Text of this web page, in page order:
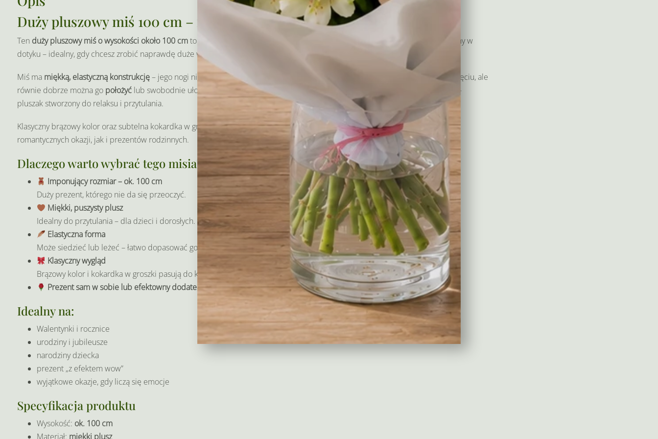
Duży pluszowy miś 100 cm – miękki, efektowny i pełen ciepła
Ten duży pluszowy miś o wysokości około 100 cmto prezent, który od razu wywołuje emocje. Jest duży, miękki i bardzo przyjemny w
dotyku – idealny, gdy chcesz zrobić naprawdę duże wrażenie i podarować coś, co zostanie z obdarowaną osobą na długo.
Miś ma miękką, elastyczną konstrukcję– jego nogi nie są usztywnione. Może być prezentowany
, tak jak na zdjęciu, ale
równie dobrze można go położyć lub swobodnie ułożyć na łóżku czy kanapie. Nie jest maskotką stojącą – to typowa przytulanka –
pluszak stworzony do relaksu i przytulania.
Klasyczny brązowy kolor oraz subtelna kokardka w groszki nadają mu ponadczasowego charakteru, który pasuje zarówno do
romantycznych okazji, jak i prezentów rodzinnych.
Dlaczego warto wybrać tego misia?
Imponujący rozmiar – ok. 100 cm
Duży prezent, którego nie da się przeoczyć.
Miękki, puszysty plusz
Idealny do przytulania – dla dzieci i dorosłych.
Elastyczna forma
Może siedzieć lub leżeć – łatwo dopasować go do przestrzeni.
Klasyczny wygląd
Brązowy kolor i kokardka w groszki pasują do każdej okazji.
Prezent sam w sobie lub efektowny dodatek do kwiatów
Idealny na:
Walentynki i rocznice
urodziny i jubileusze
narodziny dziecka
prezent „z efektem wow”
wyjątkowe okazje, gdy liczą się emocje
Specyfikacja produktu
Wysokość: ok. 100 cm
Materiał: miękki plusz